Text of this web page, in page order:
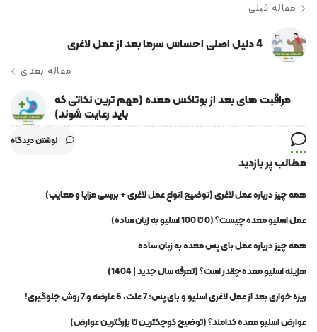
مقاله قبلی
4 دلیل اصلی احساس سرما بعد از عمل لاغری
مقاله بعدی
مراقبت های بعد از بوتاکس معده (مهم ترین نکاتی که
باید رعایت شوند)
نوشتن دیدگاه
مطالب پر بازدید
همه چیز درباره عمل لاغری (توضیح انواع عمل لاغری + بررسی مزایا و معایب)
عمل اسلیو معده چیست؟ (0 تا 100 اسلیو به زبان ساده)
همه چیز درباره عمل بای پس معده به زبان ساده
هزینه اسلیو معده چقدر است؟ (تعرفه سال جدید | 1404)
ریزه خواری بعد از عمل لاغری اسلیو و بای پس: 7 علت، 5 عارضه و 7 روش جلوگیری!
عوارض اسلیو معده کدامند؟ (توضیح کوچکترین تا بزرگترین عوارض)